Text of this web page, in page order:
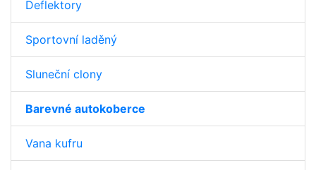
Deflektory
Sportovní laděný
Sluneční clony
Barevné autokoberce
Vana kufru